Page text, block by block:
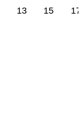
13 15 17